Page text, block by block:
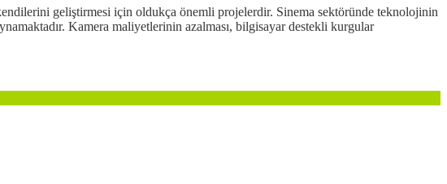
geliştirmesi için oldukça önemli projelerdir. Sinema sektöründe teknolojinin
Kamera maliyetlerinin azalması, bilgisayar destekli kurgular